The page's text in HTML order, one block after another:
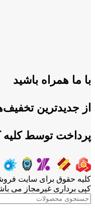
با ما همراه باشید
از جدیدترین
پرداخت توسط کلیه
کلیه حقوق برای سایت
کپی برداری غیرمجاز می